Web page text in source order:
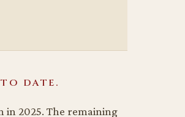
DATE.
in 2025. The remaining